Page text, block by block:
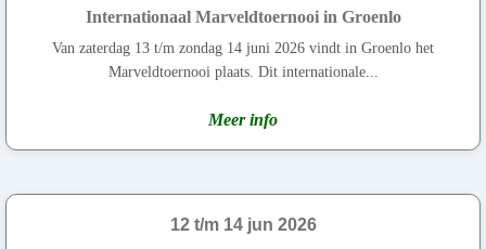
Internationaal Marveldtoernooi in Groenlo
Van zaterdag 13 t/m zondag 14 juni 2026 vindt in Groenlo het
Marveldtoernooi plaats. Dit internationale...
Meer info
12 t/m 14 jun 2026